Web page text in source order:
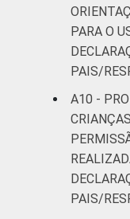
PARA O
PAIS/
A10 -
PAIS/